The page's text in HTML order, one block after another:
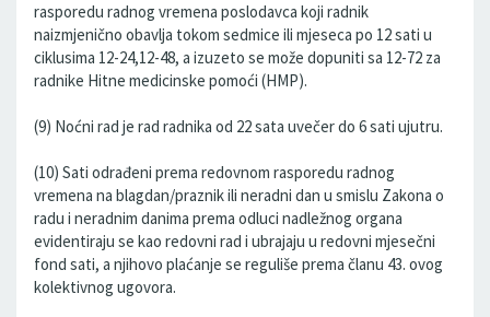
rasporedu radnog vremena poslodavca koji radnik
naizmjenično obavlja tokom sedmice ili mjeseca po 12 sati u
ciklusima 12-24,12-48, a izuzeto se može dopuniti sa 12-72 za
radnike Hitne medicinske pomoći (HMP).
(9) Noćni rad je rad radnika od 22 sata uvečer do 6 sati ujutru.
(10) Sati odrađeni prema redovnom rasporedu radnog
vremena na blagdan/praznik ili neradni dan u smislu Zakona o
radu i neradnim danima prema odluci nadležnog organa
evidentiraju se kao redovni rad i ubrajaju u redovni mjesečni
fond sati, a njihovo plaćanje se reguliše prema članu 43. ovog
kolektivnog ugovora.